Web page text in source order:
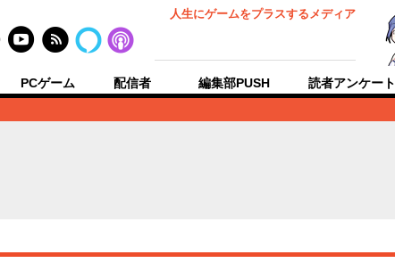
人生にゲームをプラスするメディア
PCゲーム 配信者 編集部PUSH 読者アンケート